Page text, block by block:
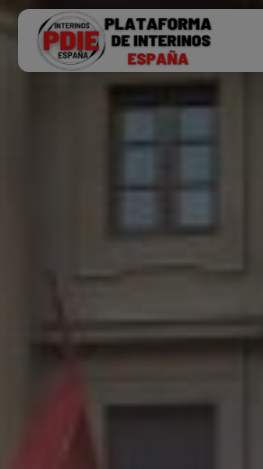
Search
for: